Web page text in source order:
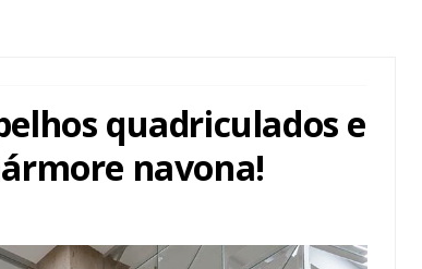
quadriculados e
navona!